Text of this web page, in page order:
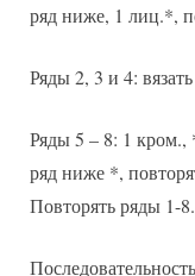
ряд ниже, 1 лиц.*,
Ряды 2, 3 и 4:
Ряды 5 – 8: 1 кром.,
ряд ниже *,
Повторять ряды 1-8.